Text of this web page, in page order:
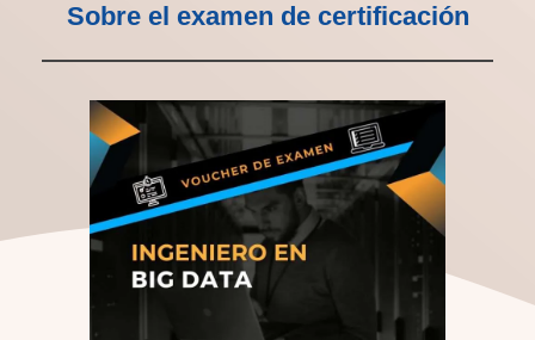
Sobre el examen de certificación